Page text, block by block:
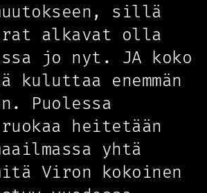
sillä
alkavat olla
jo nyt. JA koko
kuluttaa enemmän
Puolessa
ruokaa heitetään
yhtä
Viron kokoinen